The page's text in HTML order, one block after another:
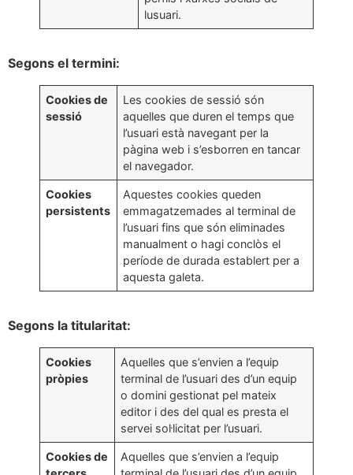
lusuari.
Segons el termini:
Cookies de
sessió
Les cookies de sessió són
aquelles que duren el temps que
l’usuari està navegant per la
pàgina web i s’esborren en tancar
el navegador.
Cookies
persistents
Aquestes cookies queden
emmagatzemades al terminal de
l’usuari fins que són eliminades
manualment o hagi conclòs el
període de durada establert per a
aquesta galeta.
Segons la titularitat:
Cookies
pròpies
Aquelles que s’envien a l’equip
terminal de l’usuari des d’un equip
o domini gestionat pel mateix
editor i des del qual es presta el
servei sol·licitat per l’usuari.
Cookies de
Aquelles que s’envien a l’equip